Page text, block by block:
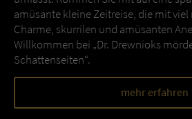
amüsante kleine Zeitreise, die mit
Charme, skurrilen und amüsanten
Willkommen bei „Dr. Drewnioks
Schattenseiten“.
mehr erfahren